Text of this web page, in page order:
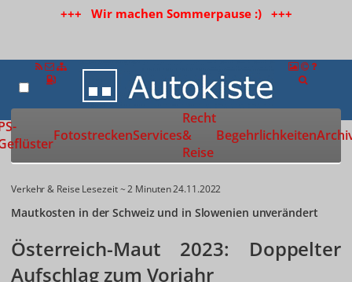
+++ Wir machen Sommerpause :) +++
Zur Startseite
FotostreckenServices
Recht
&
Reise
Begehrlichkeiten
Verkehr & Reise Lesezeit ~ 2 Minuten24.11.2022
Mautkosten in der Schweiz und in Slowenien unverändert
Österreich-Maut 2023: Doppelter
Aufschlag zum Vorjahr